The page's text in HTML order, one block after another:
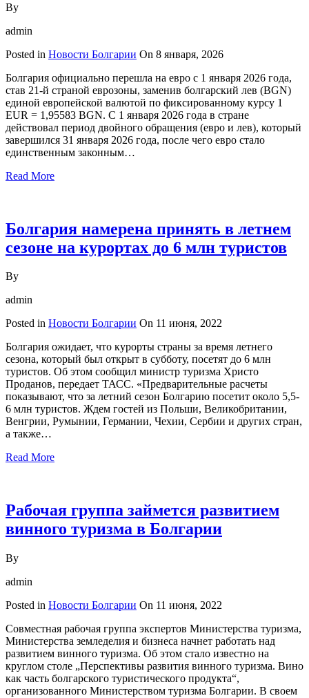
By
admin
Posted in Новости Болгарии On 8 января, 2026
Болгария официально перешла на евро с 1 января 2026 года,
став 21-й страной еврозоны, заменив болгарский лев (BGN)
единой европейской валютой по фиксированному курсу 1
EUR = 1,95583 BGN. С 1 января 2026 года в стране
действовал период двойного обращения (евро и лев), который
завершился 31 января 2026 года, после чего евро стало
единственным законным…
Read More
Болгария намерена принять в летнем
сезоне на курортах до 6 млн туристов
By
admin
Posted in Новости Болгарии On 11 июня, 2022
Болгария ожидает, что курорты страны за время летнего
сезона, который был открыт в субботу, посетят до 6 млн
туристов. Об этом сообщил министр туризма Христо
Проданов, передает ТАСС. «Предварительные расчеты
показывают, что за летний сезон Болгарию посетит около 5,5-
6 млн туристов. Ждем гостей из Польши, Великобритании,
Венгрии, Румынии, Германии, Чехии, Сербии и других стран,
а также…
Read More
Рабочая группа займется развитием
винного туризма в Болгарии
By
admin
Posted in Новости Болгарии On 11 июня, 2022
Совместная рабочая группа экспертов Министерства туризма,
Министерства земледелия и бизнеса начнет работать над
развитием винного туризма. Об этом стало известно на
круглом столе „Перспективы развития винного туризма. Вино
как часть болгарского туристического продукта“,
организованного Министерством туризма Болгарии. В своем